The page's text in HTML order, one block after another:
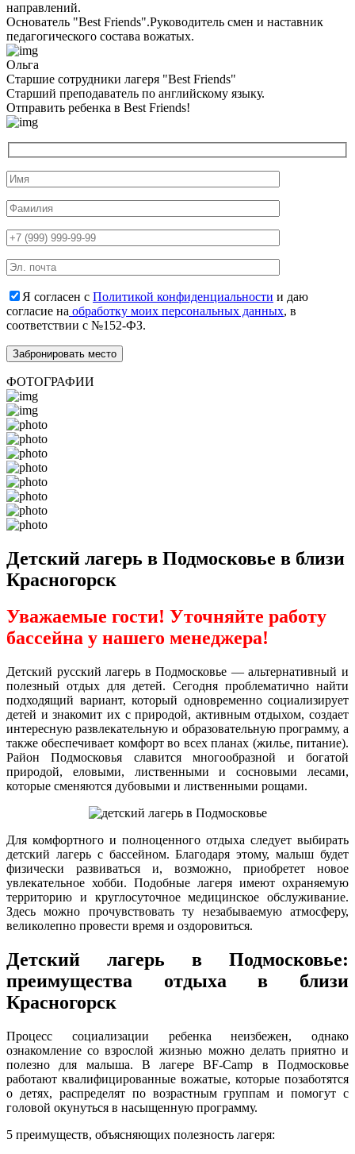
направлений.
Основатель "Best Friends".Руководитель смен и наставник
педагогического состава вожатых.
Ольга
Старшие сотрудники лагеря "Best Friends"
Cтарший преподаватель по английскому языку.
Отправить ребенка в Best Friends!
Я согласен с Политикой конфиденциальности и даю
согласие на обработку моих персональных данных, в
соответствии с №152-ФЗ.
ФОТОГРАФИИ
Детский лагерь в Подмосковье в близи
Красногорск
Уважаемые гости! Уточняйте работу
бассейна у нашего менеджера!
Детский русский лагерь в Подмосковье — альтернативный и
полезный отдых для детей. Сегодня проблематично найти
подходящий вариант, который одновременно социализирует
детей и знакомит их с природой, активным отдыхом, создает
интересную развлекательную и образовательную программу, а
также обеспечивает комфорт во всех планах (жилье, питание).
Район Подмосковья славится многообразной и богатой
природой, еловыми, лиственными и сосновыми лесами,
которые сменяются дубовыми и лиственными рощами.
Для комфортного и полноценного отдыха следует выбирать
детский лагерь с бассейном. Благодаря этому, малыш будет
физически развиваться и, возможно, приобретет новое
увлекательное хобби. Подобные лагеря имеют охраняемую
территорию и круглосуточное медицинское обслуживание.
Здесь можно прочувствовать ту незабываемую атмосферу,
великолепно провести время и оздоровиться.
Детский лагерь в Подмосковье:
преимущества отдыха в близи
Красногорск
Процесс социализации ребенка неизбежен, однако
ознакомление со взрослой жизнью можно делать приятно и
полезно для малыша. В лагере BF-Camp в Подмосковье
работают квалифицированные вожатые, которые позаботятся
о детях, распределят по возрастным группам и помогут с
головой окунуться в насыщенную программу.
5 преимуществ, объясняющих полезность лагеря: